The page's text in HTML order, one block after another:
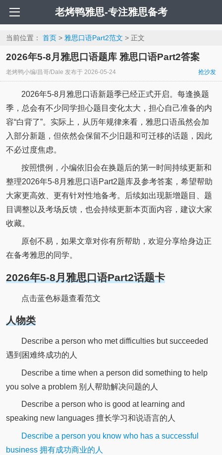
老烤鸭雅思-专注雅思备考
当前位置： 首页> 雅思口语Part2范文 > 正文
2026年5-8月雅思口语题库 雅思口语Part2答案
老烤鸭小编/昌哥/Dale 发布于 2026-05-24 抢沙发
2026年5-8月雅思口语新题季已经正式开启。每逢换题
季，总会有不少同学担心题目变化太大，担心自己准备的内
容“白背了”。实际上，从历年规律来看，雅思口语虽然会加
入部分新题，但依然会保留不少旧题和可迁移的话题，因此
不必过度焦虑。
按照惯例，小编依旧会在换题后的第一时间持续更新和
整理2026年5-8月雅思口语Part2题库及参考答案，希望帮助
大家更高效、更有针对性地备考。后续如出现新增题目、题
目调整以及考场反馈，也会持续更新本页面内容，建议大家
收藏。
原创不易，如果文章对你有所帮助，欢迎分享给身边正
在备考雅思的同学。
2026年5-8月雅思口语Part2话题卡
点击蓝色标题查看范文
人物类
Describe a person who met difficulties but succeeded
遇到困难终成功的人
Describe a time when a person did something to help
you solve a problem 别人帮助解决问题的人
Describe a person who is good at learning and
speaking new languages 擅长学习和说语言的人
Describe a person you know who has a successful
business 拥有成功商业的人